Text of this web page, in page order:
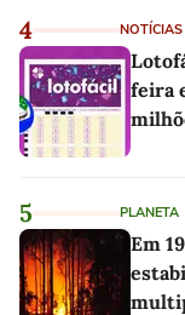
4 NOTÍCIAS
feira
5 PLANETA
Em